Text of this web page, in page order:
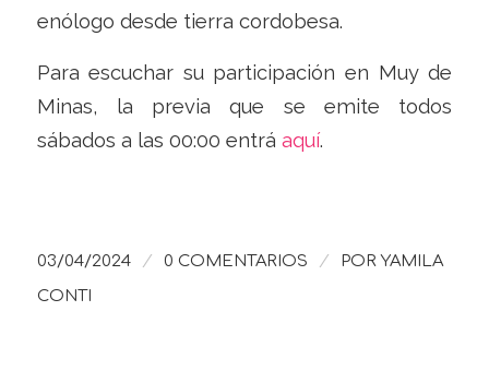
enólogo desde tierra cordobesa.
Para escuchar su participación en Muy de
Minas, la previa que se emite todos
sábados a las 00:00 entrá aquí.
03/04/2024 / 0 COMENTARIOS / PORYAMILA
CONTI